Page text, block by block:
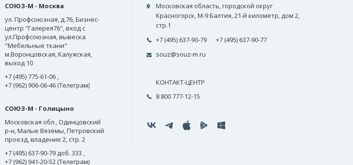
СОЮЗ-М - Москва
ул. Профсоюзная, д.76, Бизнес-
центр "Галерея76", вход с
ул.Профсоюзная, вывеска
"Мебельные ткани"
м.Воронцовская, Калужская,
выход 10
+7 (495) 775-61-06 ,
+7 (962) 906-06-46 (Телеграм)
СОЮЗ-М - Голицыно
Московская обл., Одинцовский
р-н, Малые Вязёмы, Петровский
проезд, владение 2, стр. 2
+7 (495) 637-90-79 доб. 333 ,
+7 (962) 941-20-52 (Телеграм)
Московская область, городской округ
Красногорск, М-9 Балтия, 21-й километр, дом 2,
стр.1
+7 (495) 637-90-79
+7 (495) 637-90-77
souz@souz-m.ru
КОНТАКТ-ЦЕНТР
8 800 777-12-15